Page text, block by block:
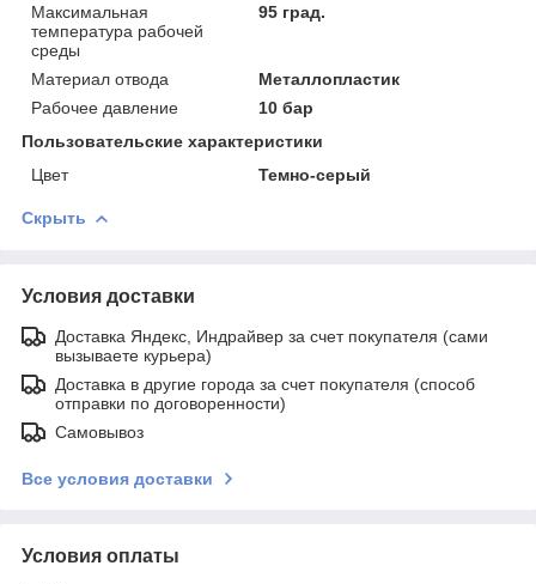
Максимальная
температура рабочей
среды
95 град.
Материал отвода
Металлопластик
Рабочее давление
10 бар
Пользовательские характеристики
Цвет
Темно-серый
Скрыть
Условия доставки
Доставка Яндекс, Индрайвер за счет покупателя (сами
вызываете курьера)
Доставка в другие города за счет покупателя (способ
отправки по договоренности)
Самовывоз
Все условия доставки
Условия оплаты